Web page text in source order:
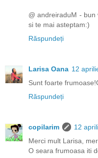
@ andreiraduM -
si te mai asteptam:)
Răspundeți
Larisa Oana 12
Sunt foarte
Răspundeți
copilarim
12
Merci mult Larisa,
O seara frumoasa iti